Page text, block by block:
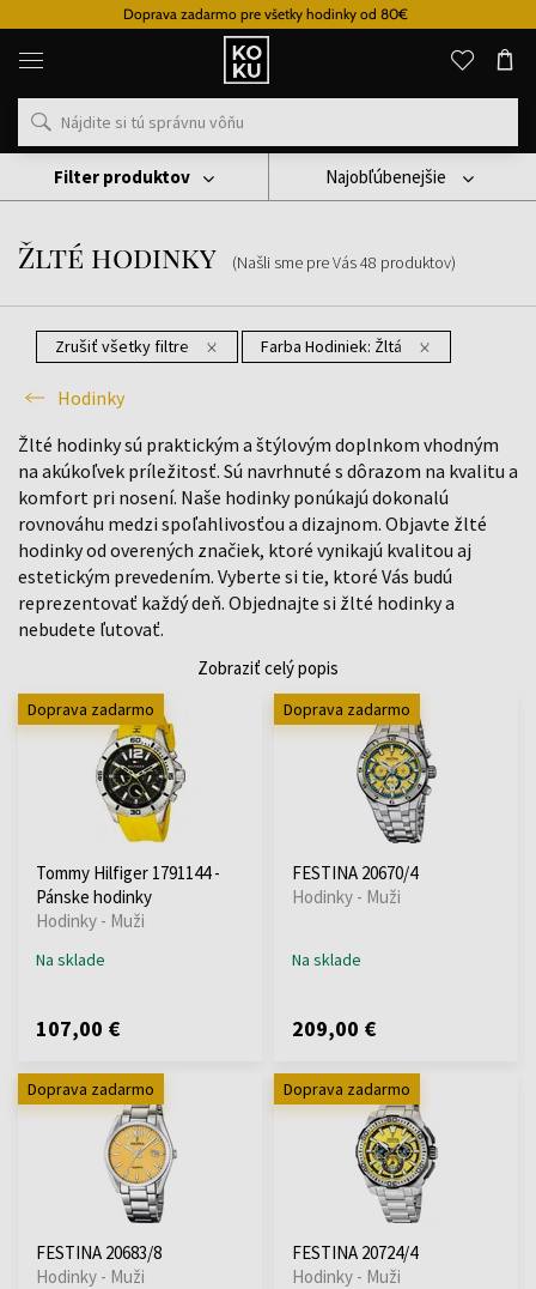
Doprava zadarmo pre všetky hodinky od 80€
Originálne
parfémy
hodinky
na
mieste
Hodinky
Žlté Hodinky
Žlté hodinky (Našli sme pre Vás48 produktov)
Najobľúbenejšie
Zrušiť všetky filtre Farba Hodiniek: Žltá
Hodinky
Filter produktov
Žlté hodinky sú praktickým a štýlovým doplnkom vhodným
na akúkoľvek príležitosť. Sú navrhnuté s dôrazom na kvalitu a
komfort pri nosení. Naše hodinky ponúkajú dokonalú
rovnováhu medzi spoľahlivosťou a dizajnom. Objavte žlté
hodinky od overených značiek, ktoré vynikajú kvalitou aj
estetickým prevedením. Vyberte si tie, ktoré Vás budú
reprezentovať každý deň. Objednajte si žlté hodinky a
nebudete ľutovať.
Zobraziť celý popis
Doprava zadarmo
Tommy Hilfiger 1791144 -
Pánske hodinky
Hodinky - Muži
Na sklade
107,00 €
Doprava zadarmo
FESTINA 20670/4
Hodinky - Muži
Na sklade
209,00 €
Doprava zadarmo
FESTINA 20683/8
Hodinky - Muži
Doprava zadarmo
FESTINA 20724/4
Hodinky - Muži